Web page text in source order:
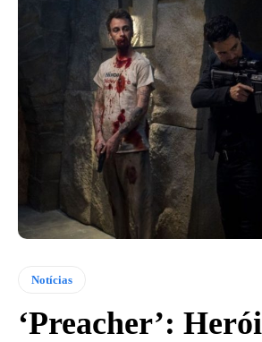
Notícias
‘Preacher’: